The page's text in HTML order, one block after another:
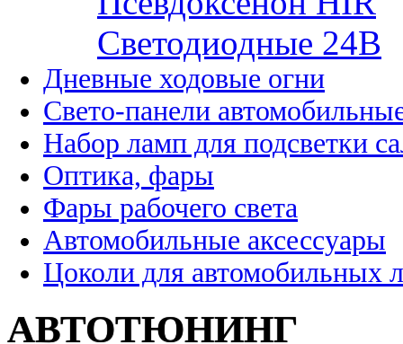
Cветодиодные 24B
Дневные ходовые огни
Свето-панели
Набор ламп для подсветки
Оптика, фары
Фары рабочего света
Автомобильные аксессуары
Цоколи для автомобильных
АВТОТЮНИНГ